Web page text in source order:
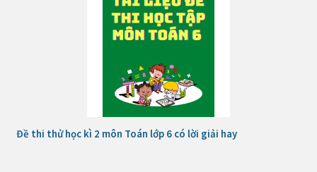
Đề thi thử học kì 2 môn Toán lớp 6 có lời giải hay